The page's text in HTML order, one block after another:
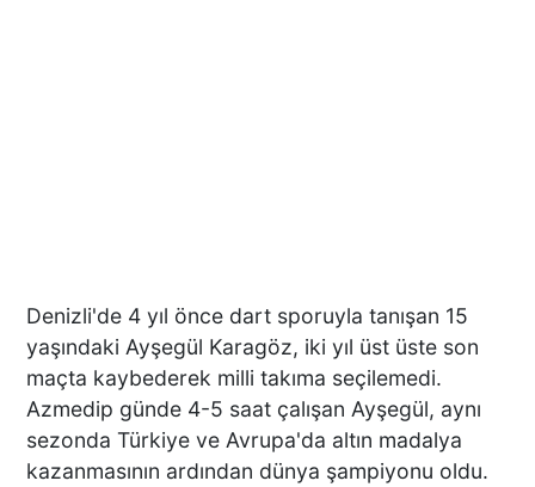
Denizli'de 4 yıl önce dart sporuyla tanışan 15
yaşındaki Ayşegül Karagöz, iki yıl üst üste son
maçta kaybederek milli takıma seçilemedi.
Azmedip günde 4-5 saat çalışan Ayşegül, aynı
sezonda Türkiye ve Avrupa'da altın madalya
kazanmasının ardından dünya şampiyonu oldu.